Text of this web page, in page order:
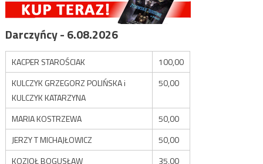
Darczyńcy - 6.08.2026
KACPER STAROŚCIAK
100,00
KULCZYK GRZEGORZ POLIŃSKA i
KULCZYK KATARZYNA
50,00
MARIA KOSTRZEWA
50,00
JERZY T MICHAJŁOWICZ
50,00
KOZIOŁ BOGUSŁAW
35,00